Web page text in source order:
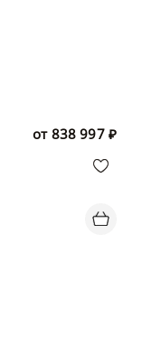
от 838 997 ₽